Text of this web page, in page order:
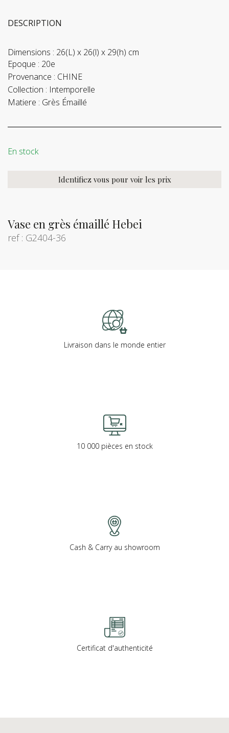
Vase en grès émaillé Hebei
ref : G2404-36
DESCRIPTION
Dimensions : 26(L) x 26(l) x 29(h) cm
Epoque : 20e
Provenance : CHINE
Collection : Intemporelle
Matiere : Grès Émaillé
En stock
Identifiez vous pour voir les prix
Livraison dans le monde entier
10 000 pièces en stock
Cash & Carry au showroom
Certificat d'authenticité